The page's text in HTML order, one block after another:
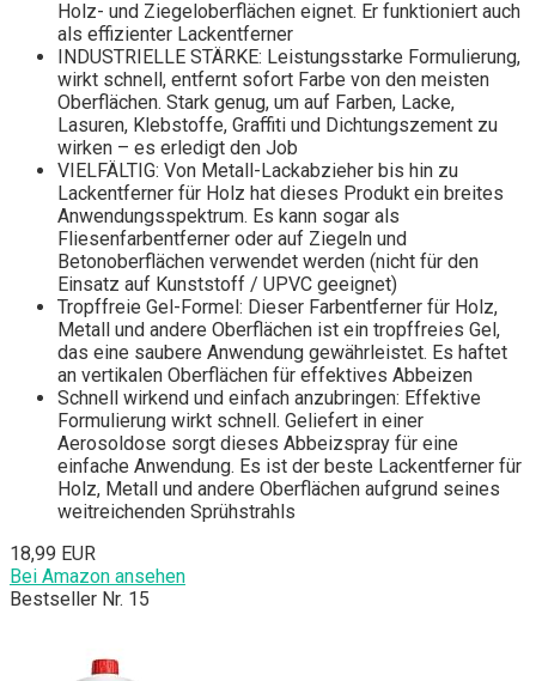
Holz- und Ziegeloberflächen eignet. Er funktioniert auch
als effizienter Lackentferner
INDUSTRIELLE STÄRKE: Leistungsstarke Formulierung,
wirkt schnell, entfernt sofort Farbe von den meisten
Oberflächen. Stark genug, um auf Farben, Lacke,
Lasuren, Klebstoffe, Graffiti und Dichtungszement zu
wirken – es erledigt den Job
VIELFÄLTIG: Von Metall-Lackabzieher bis hin zu
Lackentferner für Holz hat dieses Produkt ein breites
Anwendungsspektrum. Es kann sogar als
Fliesenfarbentferner oder auf Ziegeln und
Betonoberflächen verwendet werden (nicht für den
Einsatz auf Kunststoff / UPVC geeignet)
Tropffreie Gel-Formel: Dieser Farbentferner für Holz,
Metall und andere Oberflächen ist ein tropffreies Gel,
das eine saubere Anwendung gewährleistet. Es haftet
an vertikalen Oberflächen für effektives Abbeizen
Schnell wirkend und einfach anzubringen: Effektive
Formulierung wirkt schnell. Geliefert in einer
Aerosoldose sorgt dieses Abbeizspray für eine
einfache Anwendung. Es ist der beste Lackentferner für
Holz, Metall und andere Oberflächen aufgrund seines
weitreichenden Sprühstrahls
18,99 EUR
Bei Amazon ansehen
Bestseller Nr. 15